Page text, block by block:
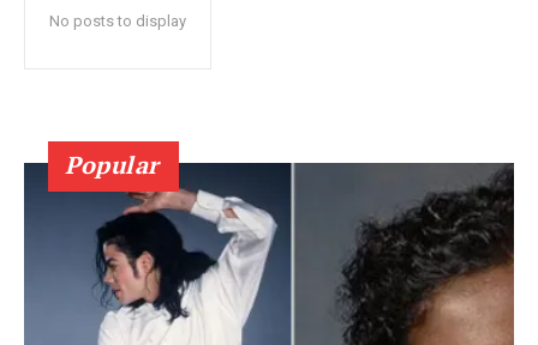
No posts to display
Popular